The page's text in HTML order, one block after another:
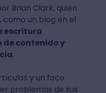
Brian Clark, quien
como un blog en el
escritura
de contenido y
.
y un foco
problemas de sus